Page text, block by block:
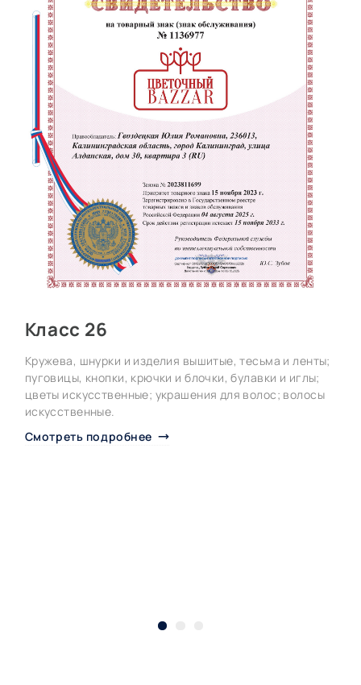
Класс 26
Кружева, шнурки и изделия вышитые, тесьма и ленты;
пуговицы, кнопки, крючки и блочки, булавки и иглы;
цветы искусственные; украшения для волос; волосы
искусственные.
Смотреть подробнее